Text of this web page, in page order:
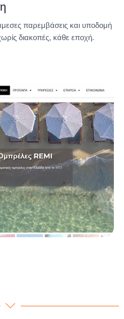
παρεμβάσεις και υποδομή
διακοπές, κάθε εποχή.